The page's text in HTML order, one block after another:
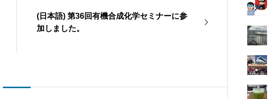
(日本語) 第36回有機合成化学セミナーに参
加しました。